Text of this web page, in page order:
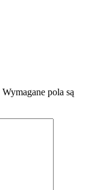
Wymagane pola są